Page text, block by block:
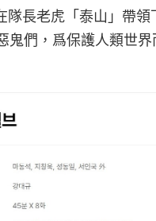
隊長老虎「泰山」帶領
鬼們，爲保護人類世界